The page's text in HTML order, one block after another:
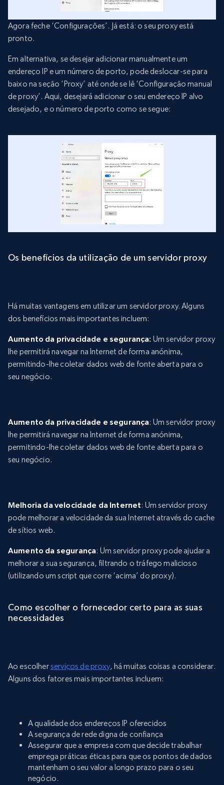
Agora feche ‘Configurações’. Já está: o seu proxy está
pronto.
Em alternativa, se desejar adicionar manualmente um
endereço IP e um número de porto, pode deslocar-se para
baixo na seção ‘Proxy’ até onde se lê ‘Configuração manual
de proxy’. Aqui, desejará adicionar o seu endereço IP alvo
desejado, e o número de porto como se segue:
Os benefícios da utilização de um servidor proxy
Há muitas vantagens em utilizar um servidor proxy. Alguns
dos benefícios mais importantes incluem:
Aumento da privacidade e segurança: Um servidor proxy
lhe permitirá navegar na Internet de forma anónima,
permitindo-lhe coletar dados web de fonte aberta para o
seu negócio.
Aumento da privacidade e segurança: Um servidor proxy
lhe permitirá navegar na Internet de forma anónima,
permitindo-lhe coletar dados web de fonte aberta para o
seu negócio.
Melhoria da velocidade da Internet: Um servidor proxy
pode melhorar a velocidade da sua Internet através do cache
de sítios web.
Aumento da segurança: Um servidor proxy pode ajudar a
melhorar a sua segurança, filtrando o tráfego malicioso
(utilizando um script que corre ‘acima’ do proxy).
Como escolher o fornecedor certo para as suas
necessidades
Ao escolherserviços de proxy, há muitas coisas a considerar.
Alguns dos fatores mais importantes incluem:
A qualidade dos endereços IP oferecidos
A segurança de rede digna de confiança
Assegurar que a empresa com que decide trabalhar
emprega práticas éticas para que os pontos de dados
mantenham o seu valor a longo prazo para o seu
negócio.